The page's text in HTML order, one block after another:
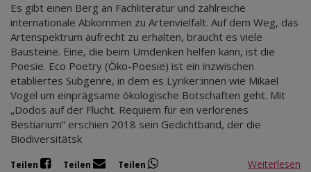
Es gibt einen Berg an Fachliteratur und zahlreiche
internationale Abkommen zu Artenvielfalt. Auf dem Weg, das
Artenspektrum aufrecht zu erhalten, braucht es viele
Bausteine. Eine, die beim Umdenken helfen kann, ist die
Poesie. Eco Poetry (Öko-Poesie) ist ein inzwischen
etabliertes Subgenre, in dem es Lyriker:innen wie Mikael
Vogel um einprägsame ökologische Botschaften geht. Mit
„Dodos auf der Flucht. Requiem für ein verlorenes
Bestiarium“ erschien 2018 sein Gedichtband, der die
Biodiversitätsk
Teilen Teilen Teilen Weiterlesen